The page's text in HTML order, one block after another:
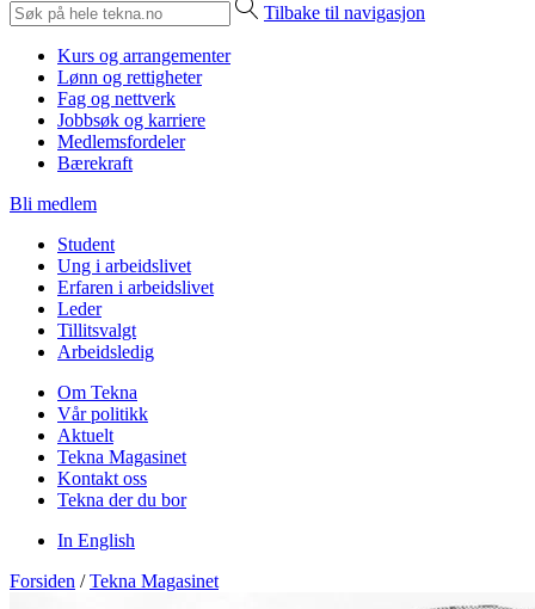
Tilbake til navigasjon
Kurs og arrangementer
Lønn og rettigheter
Fag og nettverk
Jobbsøk og karriere
Medlemsfordeler
Bærekraft
Bli medlem
Student
Ung i arbeidslivet
Erfaren i arbeidslivet
Leder
Tillitsvalgt
Arbeidsledig
Om Tekna
Vår politikk
Aktuelt
Tekna Magasinet
Kontakt oss
Tekna der du bor
In English
Forsiden / Tekna Magasinet